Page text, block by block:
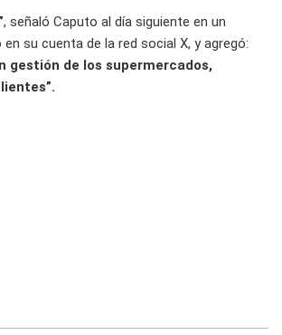
, señaló Caputo al día siguiente en un
su cuenta de la red social X, y agregó:
gestión de los supermercados,